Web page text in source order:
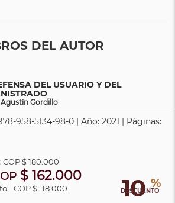
DEL AUTOR
DEL USUARIO Y DEL
Gordillo
958-5134-98-0 | Año: 2021 | Páginas:
10 %
DESCUENTO
COP$ 180.000
$ 162.000
COP $ -18.000